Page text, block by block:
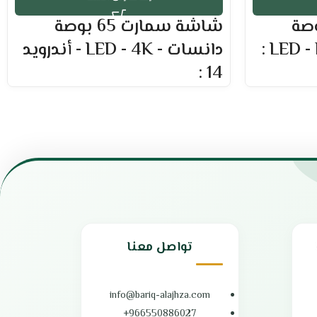
43 بوصة
شاشة سمارت 65 بوصة
دانسات - LED - 4K - أندرويد
14 :
يحتوي على منفذ HDMI
صوت نقي بجودة عالية
قوائم مريحة وسهلة الاستخدام
تواصل معنا
info@bariq-alajhza.com
966550886027+